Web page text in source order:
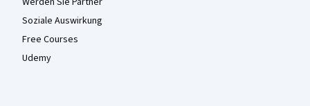
Soziale Auswirkung
Free Courses
Udemy